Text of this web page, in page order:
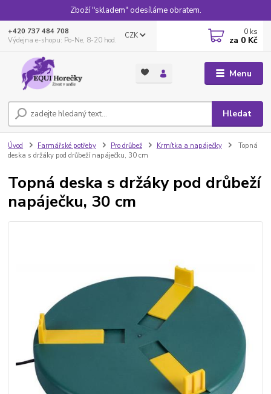
Zboží "skladem" odesíláme obratem.
Menu
CZK
Hledat
+420 737 484 708
Výdejna e-shopu: Po-Ne, 8-20 hod.
0 ks
za 0 Kč
Úvod Farmářské potřeby Pro drůbež Krmítka a napáječky
Topná
deska s držáky pod drůbeží napáječku, 30 cm
Topná deska s držáky pod drůbeží
napáječku, 30 cm